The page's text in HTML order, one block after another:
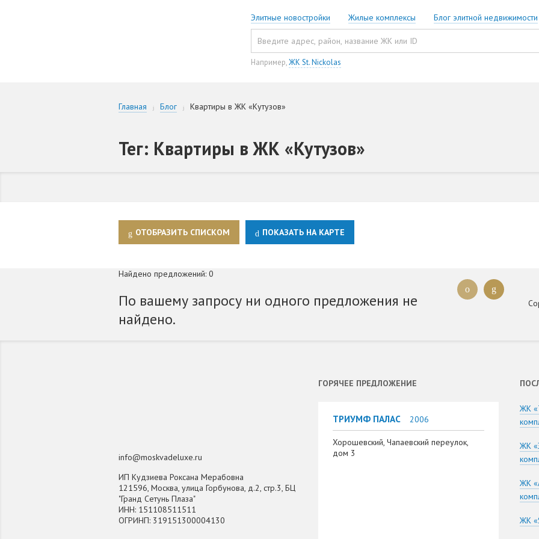
Элитные новостройки Жилые комплексы Блог элитной недвижимости
Например,ЖК St. Nickolas
Главная Блог Квартиры в ЖК «Кутузов»
Тег: Квартиры в ЖК «Кутузов»
ОТОБРАЗИТЬ СПИСКОМ ПОКАЗАТЬ НА КАРТЕ
Найдено предложений: 0
По вашему запросу ни одного предложения не
найдено.
info@moskvadeluxe.ru
ИП Кудзиева Роксана Мерабовна
121596, Москва, улица Горбунова, д.2, стр.3, БЦ
"Гранд Сетунь Плаза"
ИНН: 151108511511
ОГРИНП: 319151300004130
ГОРЯЧЕЕ ПРЕДЛОЖЕНИЕ
ТРИУМФ ПАЛАС 2006
Хорошевский, Чапаевский переулок,
дом 3
ЖК
ЖК
ЖК
ЖК